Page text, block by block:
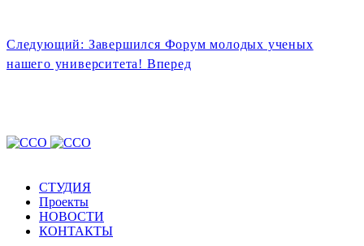
Следующий: Завершился Форум молодых ученых
нашего университета! Вперед
СТУДИЯ
Проекты
НОВОСТИ
КОНТАКТЫ